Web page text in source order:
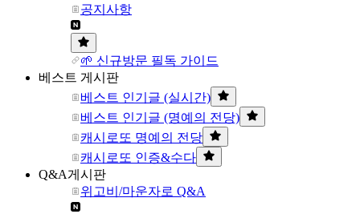
공지사항
🌱 신규방문 필독 가이드
베스트 게시판
베스트 인기글 (실시간)
베스트 인기글 (명예의 전당)
캐시로또 명예의 전당
캐시로또 인증&수다
Q&A게시판
위고비/마운자로 Q&A